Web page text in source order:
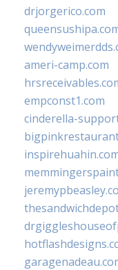
drjorgerico.com
ameri-camp.com
empconst1.com
cinderella-